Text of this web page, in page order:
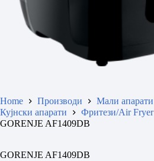
Home Производи
Мали апарати
Кујнски апарати
Фритези/Air Fryer
GORENJE AF1409DB
GORENJE AF1409DB